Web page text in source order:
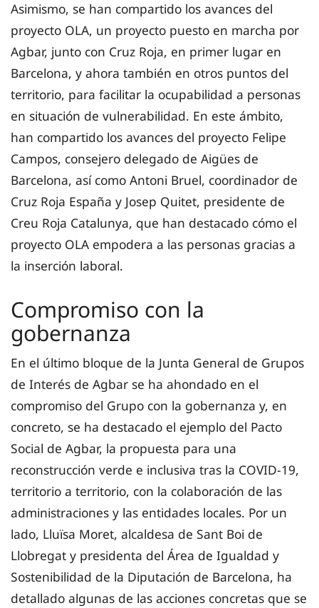
Asimismo, se han compartido los avances del
proyecto OLA, un proyecto puesto en marcha por
Agbar, junto con Cruz Roja, en primer lugar en
Barcelona, y ahora también en otros puntos del
territorio, para facilitar la ocupabilidad a personas
en situación de vulnerabilidad. En este ámbito,
han compartido los avances del proyecto Felipe
Campos, consejero delegado de Aigües de
Barcelona, así como Antoni Bruel, coordinador de
Cruz Roja España y Josep Quitet, presidente de
Creu Roja Catalunya, que han destacado cómo el
proyecto OLA empodera a las personas gracias a
la inserción laboral.
Compromiso con la
gobernanza
En el último bloque de la Junta General de Grupos
de Interés de Agbar se ha ahondado en el
compromiso del Grupo con la gobernanza y, en
concreto, se ha destacado el ejemplo del Pacto
Social de Agbar, la propuesta para una
reconstrucción verde e inclusiva tras la COVID-19,
territorio a territorio, con la colaboración de las
administraciones y las entidades locales. Por un
lado, Lluïsa Moret, alcaldesa de Sant Boi de
Llobregat y presidenta del Área de Igualdad y
Sostenibilidad de la Diputación de Barcelona, ha
detallado algunas de las acciones concretas que se